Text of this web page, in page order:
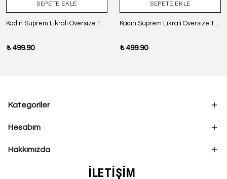
SEPETE EKLE
Kadın Suprem Likralı Oversize T-Shirt - SİYAH
₺ 499.90
SEPETE EKLE
Kadın Suprem Likralı Oversize T-Shirt - BORDO
₺ 499.90
Kategoriler
Hesabım
Hakkımızda
İLETİŞİM